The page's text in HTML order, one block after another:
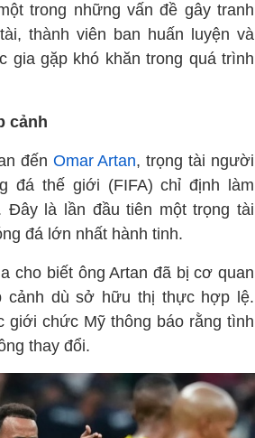
trong những vấn đề gây tranh
thành viên ban huấn luyện và
gia gặp khó khăn trong quá trình
cảnh
đến Omar Artan, trọng tài người
đá thế giới (FIFA) chỉ định làm
Đây là lần đầu tiên một trọng tài
đá lớn nhất hành tinh.
cho biết ông Artan đã bị cơ quan
cảnh dù sở hữu thị thực hợp lệ.
giới chức Mỹ thông báo rằng tình
thay đổi.